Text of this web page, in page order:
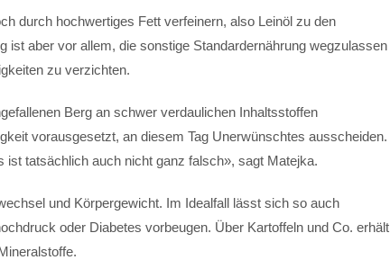
durch hochwertiges Fett verfeinern, also Leinöl zu den
ist aber vor allem, die sonstige Standardernährung wegzulassen
zu verzichten.
Berg an schwer verdaulichen Inhaltsstoffen
vorausgesetzt, an diesem Tag Unerwünschtes ausscheiden.
tatsächlich auch nicht ganz falsch», sagt Matejka.
und Körpergewicht. Im Idealfall lässt sich so auch
oder Diabetes vorbeugen. Über Kartoffeln und Co. erhält